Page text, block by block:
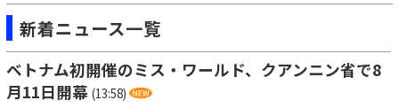
新着ニュース一覧
ベトナム初開催のミス・ワールド、クアンニン省で8
月11日開幕 (13:58)